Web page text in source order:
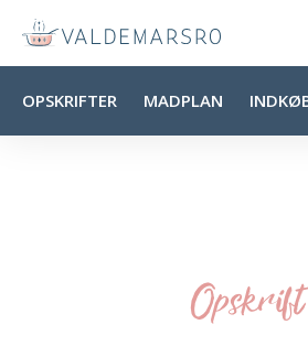
OPSKRIFTER MADPLAN
Opskrift